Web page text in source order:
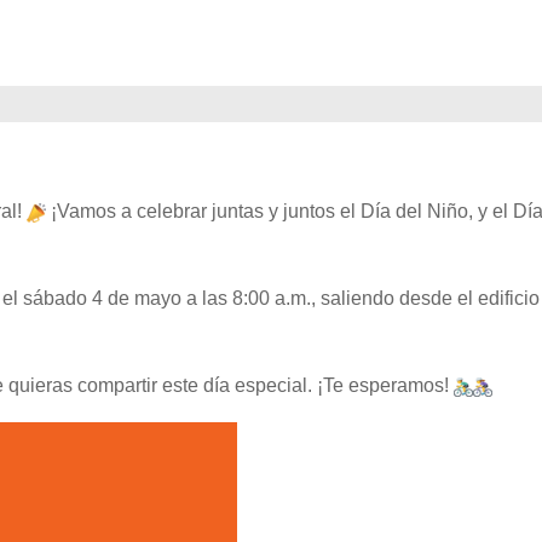
¡Vamos a celebrar juntas y juntos el Día del Niño, y el
sábado 4 de mayo a las 8:00 a.m., saliendo desde el
compartir este día especial. ¡Te esperamos!